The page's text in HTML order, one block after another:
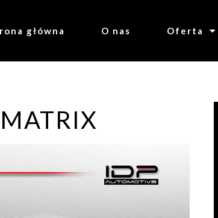
główna O nas Oferta